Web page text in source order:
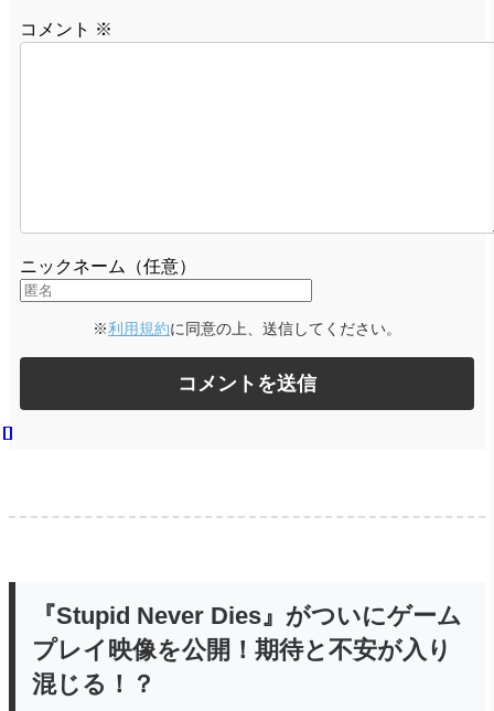
コメント ※
ニックネーム（任意）
※利用規約に同意の上、送信してください。
『Stupid Never Dies』がついにゲーム
プレイ映像を公開！期待と不安が入り
混じる！？